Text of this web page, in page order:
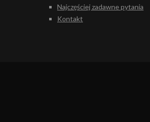
Najczęściej zadawne pytania
Kontakt